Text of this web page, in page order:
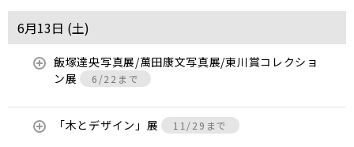
6月13日 (土)
飯塚達央写真展/萬田康文写真展/東川賞コレクショ
ン展
6/22まで
「木とデザイン」展 11/29まで